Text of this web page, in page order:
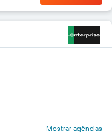
Mostrar agências